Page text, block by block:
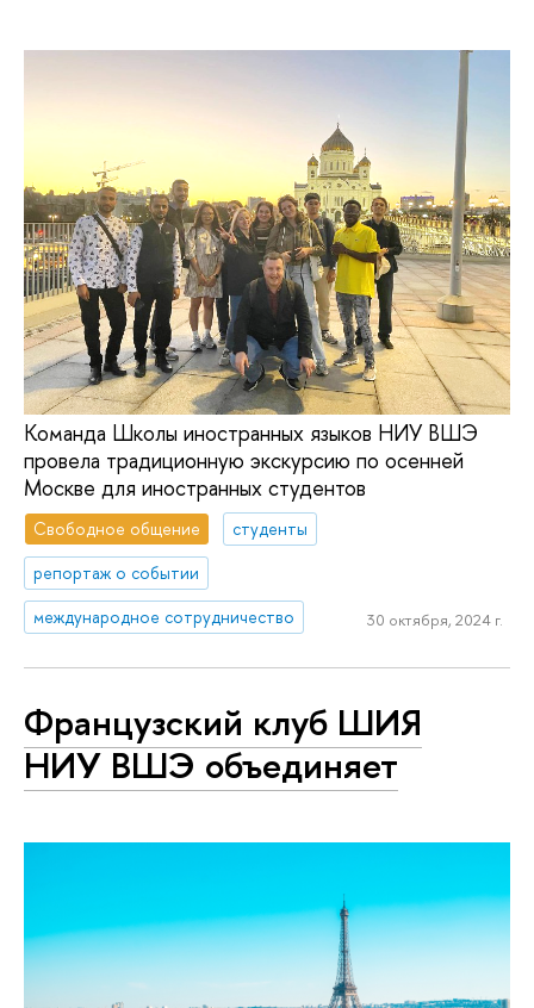
Команда Школы иностранных языков НИУ ВШЭ
провела традиционную экскурсию по осенней
Москве для иностранных студентов
Свободное общение
студенты
репортаж о событии
международное сотрудничество
30 октября, 2024 г.
Французский клуб ШИЯ
НИУ ВШЭ объединяет